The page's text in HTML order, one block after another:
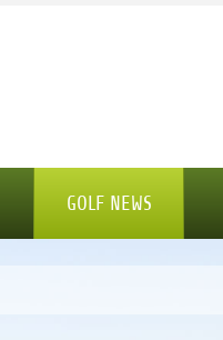
GOLF NEWS